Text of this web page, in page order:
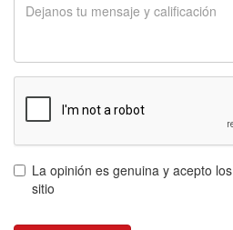
La opinión es genuina y acepto los
sitio